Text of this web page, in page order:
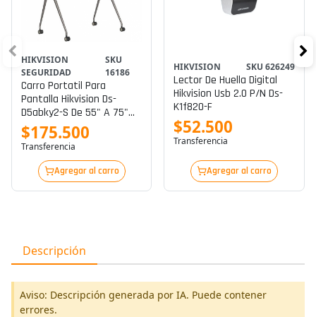
HIKVISION
SEGURIDAD
SKU
16186
Carro Portatil Para
Pantalla Hikvision Ds-
D5abky2-S De 55" A 75"
P/n Ds-D5abky2-S
$175.500
Transferencia
Agregar al carro
HIKVISION SKU 626249
Lector De Huella Digital
Hikvision Usb 2.0 P/n Ds-
K1f820-F
$52.500
Transferencia
Agregar al carro
Descripción
Aviso: Descripción generada por IA. Puede contener
errores.